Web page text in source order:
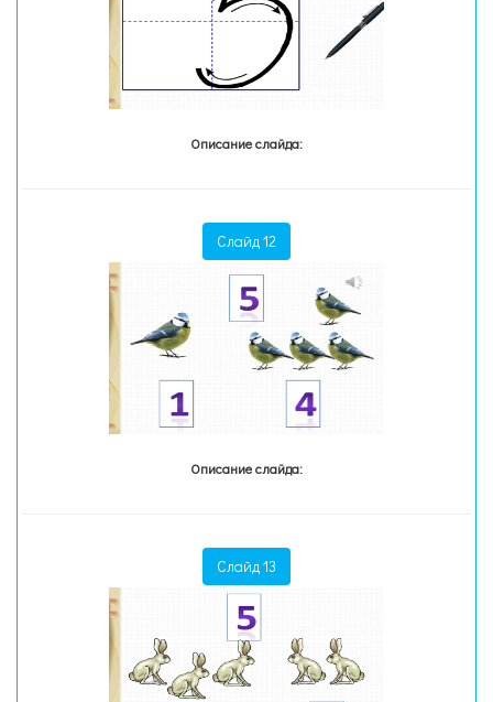
Описание слайда:
Слайд 12
Описание слайда:
Слайд 13